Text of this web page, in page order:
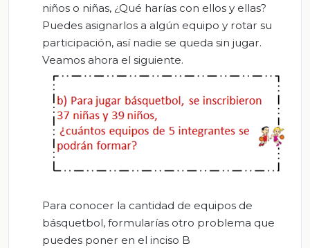
niños o niñas, ¿Qué harías con ellos y ellas?
Puedes asignarlos a algún equipo y rotar su
participación, así nadie se queda sin jugar.
Veamos ahora el siguiente.
Para conocer la cantidad de equipos de
básquetbol, formularías otro problema que
puedes poner en el inciso B